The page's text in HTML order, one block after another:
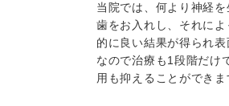
当院では、何より神経
歯をお入れし、それに
的に良い結果が得られ
なので治療も1段階だけ
用も抑えることができま